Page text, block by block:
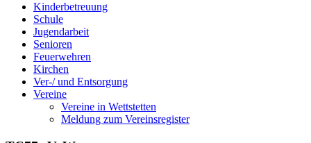
Kinderbetreuung
Schule
Jugendarbeit
Senioren
Feuerwehren
Kirchen
Ver-/ und Entsorgung
Vereine
Vereine in Wettstetten
Meldung zum Vereinsregister